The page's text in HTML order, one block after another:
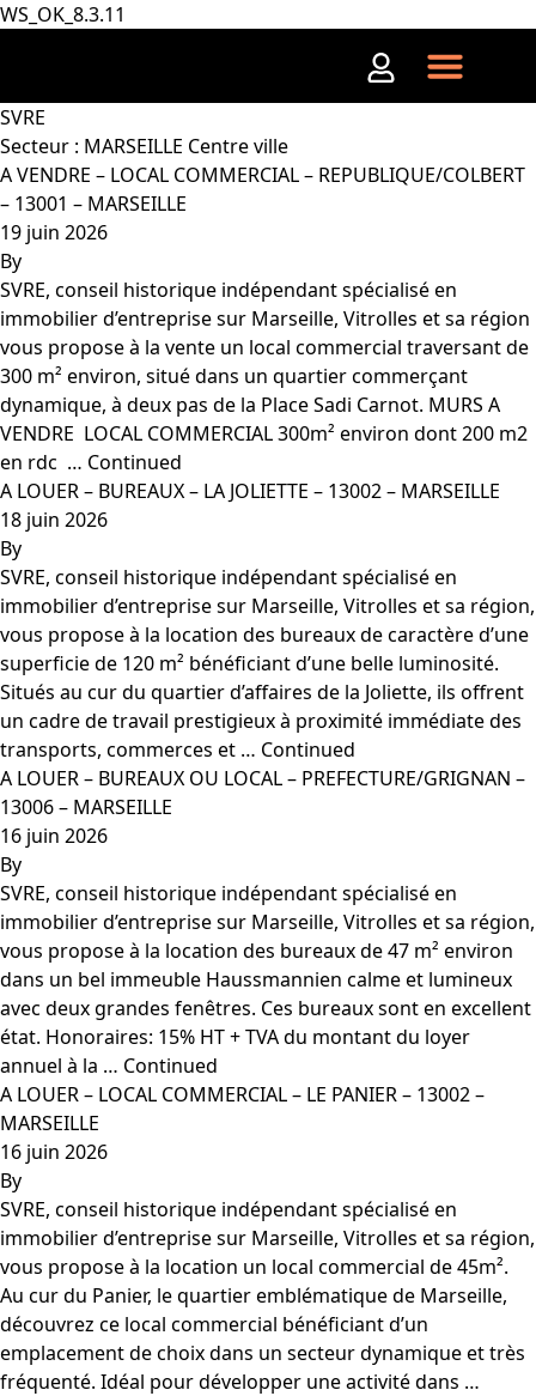
WS_OK_8.3.11
Aller au contenu
SVRE
Secteur : MARSEILLE Centre ville
A VENDRE – LOCAL COMMERCIAL – REPUBLIQUE/COLBERT
– 13001 – MARSEILLE
19 juin 2026
By
SVRE, conseil historique indépendant spécialisé en
immobilier d’entreprise sur Marseille, Vitrolles et sa région
vous propose à la vente un local commercial traversant de
300 m² environ, situé dans un quartier commerçant
dynamique, à deux pas de la Place Sadi Carnot. MURS A
VENDRE  LOCAL COMMERCIAL 300m² environ dont 200 m2
en rdc  … Continued
A LOUER – BUREAUX – LA JOLIETTE – 13002 – MARSEILLE
18 juin 2026
By
SVRE, conseil historique indépendant spécialisé en
immobilier d’entreprise sur Marseille, Vitrolles et sa région,
vous propose à la location des bureaux de caractère d’une
superficie de 120 m² bénéficiant d’une belle luminosité.
Situés au cur du quartier d’affaires de la Joliette, ils offrent
un cadre de travail prestigieux à proximité immédiate des
transports, commerces et … Continued
A LOUER – BUREAUX OU LOCAL – PREFECTURE/GRIGNAN –
13006 – MARSEILLE
16 juin 2026
By
SVRE, conseil historique indépendant spécialisé en
immobilier d’entreprise sur Marseille, Vitrolles et sa région,
vous propose à la location des bureaux de 47 m² environ
dans un bel immeuble Haussmannien calme et lumineux
avec deux grandes fenêtres. Ces bureaux sont en excellent
état. Honoraires: 15% HT + TVA du montant du loyer
annuel à la … Continued
A LOUER – LOCAL COMMERCIAL – LE PANIER – 13002 –
MARSEILLE
16 juin 2026
By
SVRE, conseil historique indépendant spécialisé en
immobilier d’entreprise sur Marseille, Vitrolles et sa région,
vous propose à la location un local commercial de 45m².
Au cur du Panier, le quartier emblématique de Marseille,
découvrez ce local commercial bénéficiant d’un
emplacement de choix dans un secteur dynamique et très
fréquenté. Idéal pour développer une activité dans …